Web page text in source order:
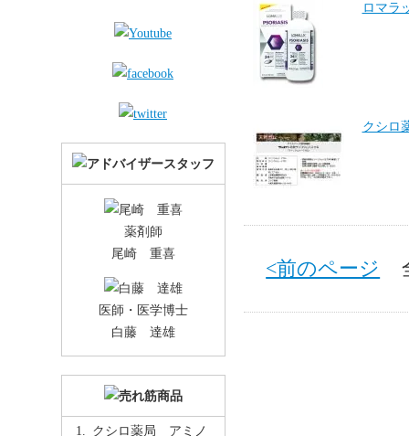
ロマラ
クシロ
<前のページ
薬剤師
尾崎 重喜
医師・医学博士
白藤 達雄
クシロ薬局 アミノ